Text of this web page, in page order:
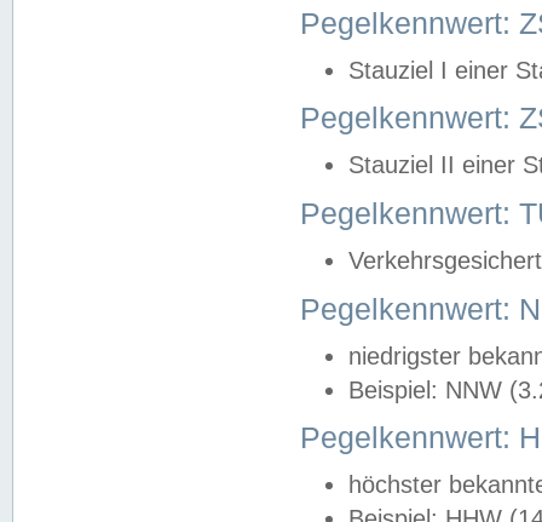
Pegelkennwert:
Stauziel I einer
Pegelkennwert:
Stauziel II einer
Pegelkennwert:
Pegelkennwert:
niedrigster
Beispiel: NNW
Pegelkennwert:
höchster